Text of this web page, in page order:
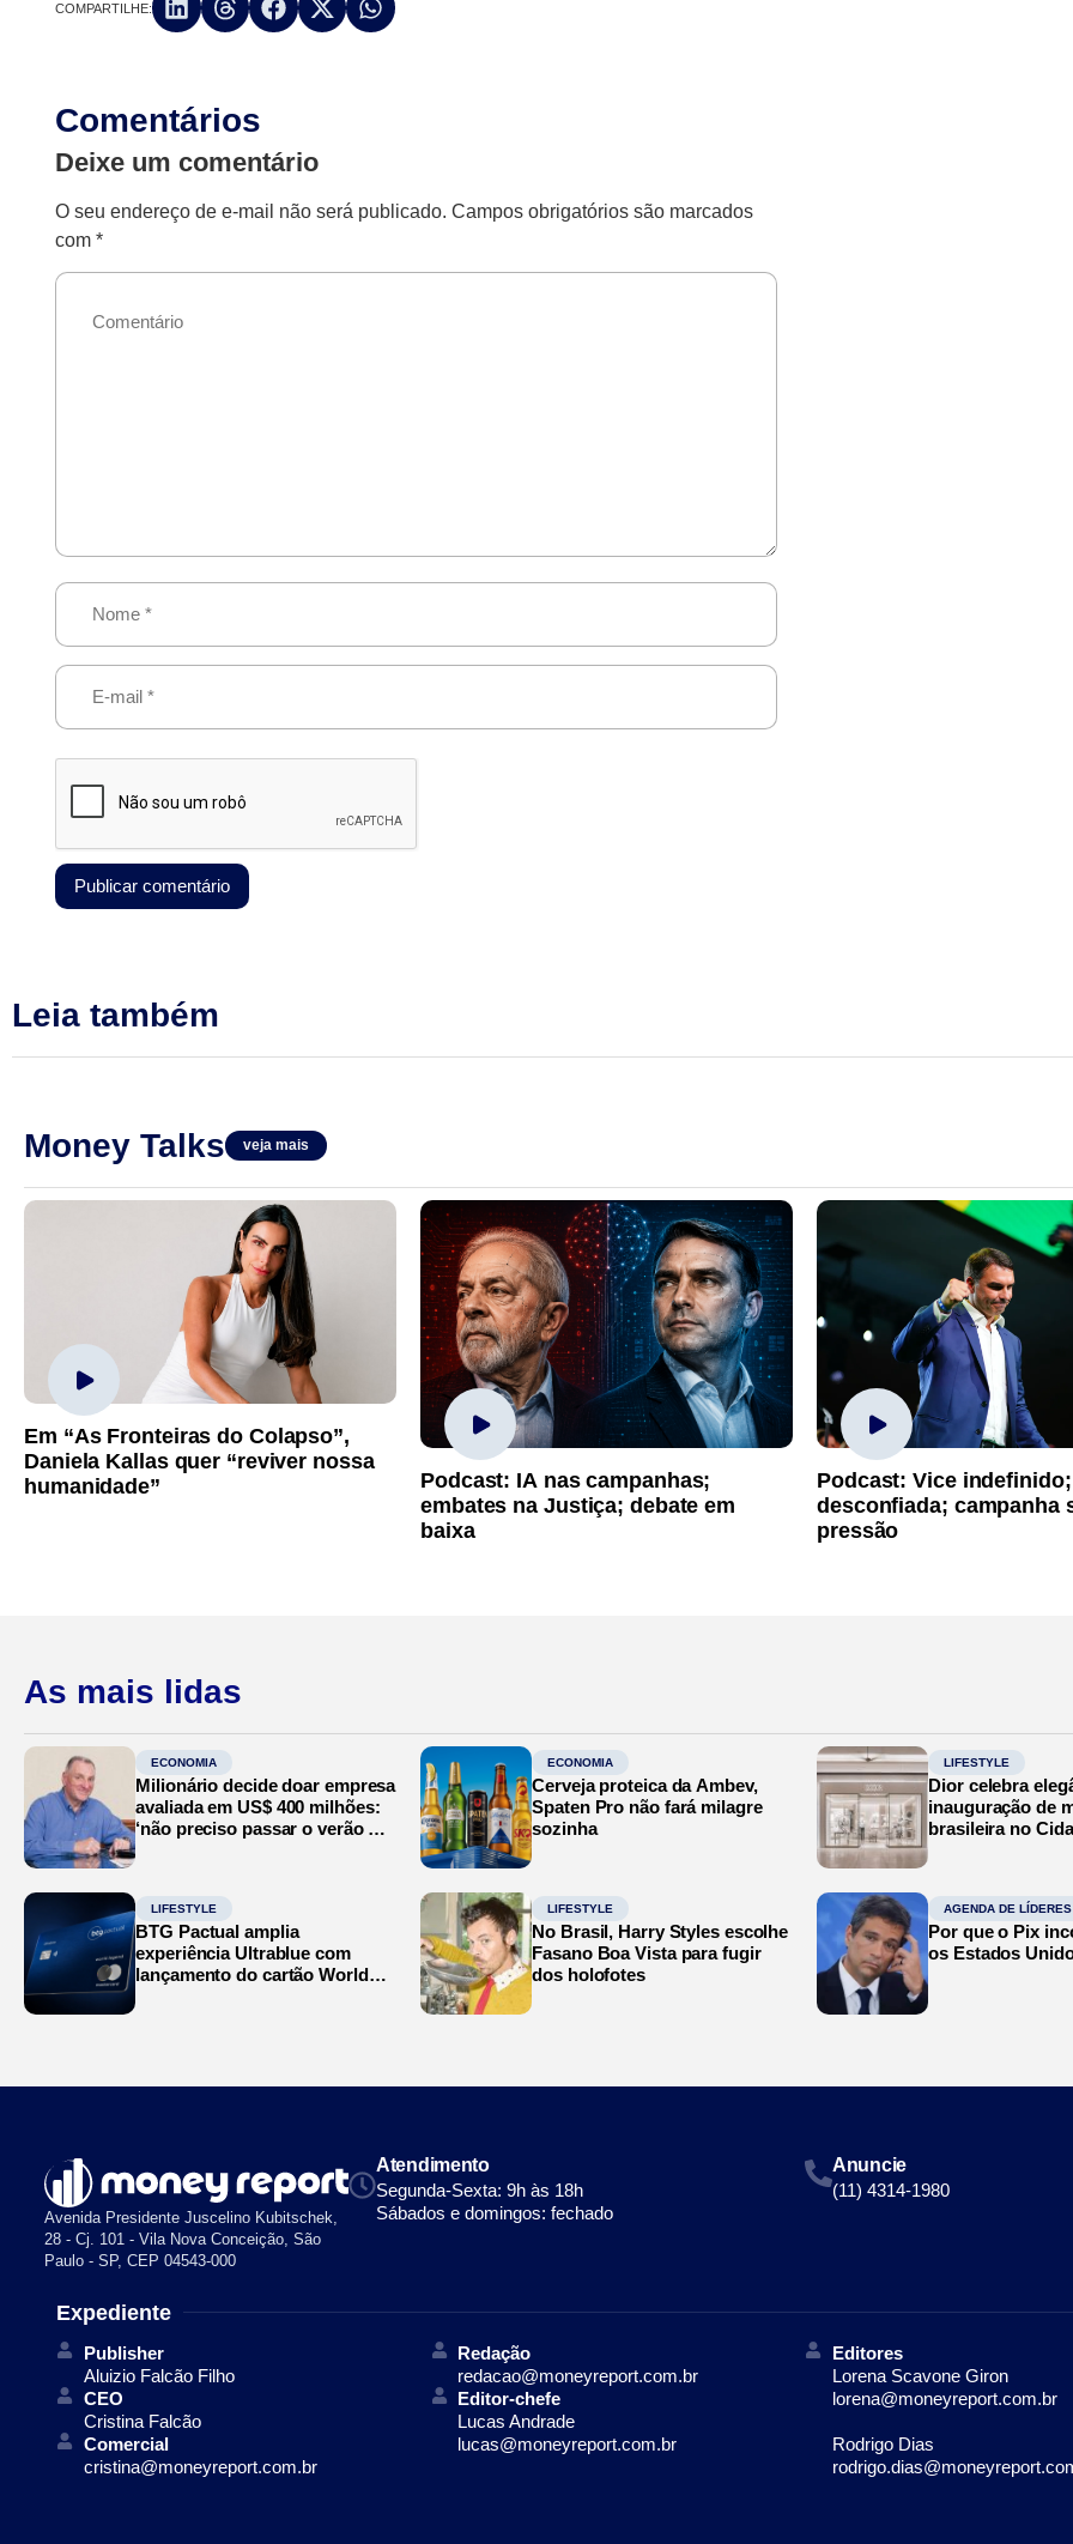
COMPARTILHE:
Comentários
Deixe um comentário
O seu endereço de e-mail não será publicado. Campos obrigatórios são marcados
com*
Leia também
Money Talks veja mais
Em “As Fronteiras do Colapso”,
Daniela Kallas quer “reviver nossa
humanidade”
Podcast: IA nas campanhas;
embates na Justiça; debate em
baixa
Podcast: Vice
desconfiada; campanha
pressão
As mais lidas
ECONOMIA
Milionário decide doar empresa
avaliada em US$ 400 milhões:
‘não preciso passar o verão no
ECONOMIA
Cerveja proteica da Ambev,
Spaten Pro não fará milagre
sozinha
LIFESTYLE
Dior celebra
inauguração de
brasileira no
LIFESTYLE
BTG Pactual amplia
experiência Ultrablue com
lançamento do cartão World
LIFESTYLE
No Brasil, Harry Styles escolhe
Fasano Boa Vista para fugir
dos holofotes
AGENDA DE LÍDERES
Por que o Pix
os Estados
Avenida Presidente Juscelino Kubitschek,
28 - Cj. 101 - Vila Nova Conceição, São
Paulo - SP, CEP 04543-000
Atendimento
Segunda-Sexta: 9h às 18h
Sábados e domingos: fechado
Anuncie
(11) 4314-1980
Expediente
Publisher
Aluizio Falcão Filho
CEO
Cristina Falcão
Comercial
cristina@moneyreport.com.br
Redação
redacao@moneyreport.com.br
Editor-chefe
Lucas Andrade
lucas@moneyreport.com.br
Editores
Lorena Scavone Giron
lorena@moneyreport.com.br
Rodrigo Dias